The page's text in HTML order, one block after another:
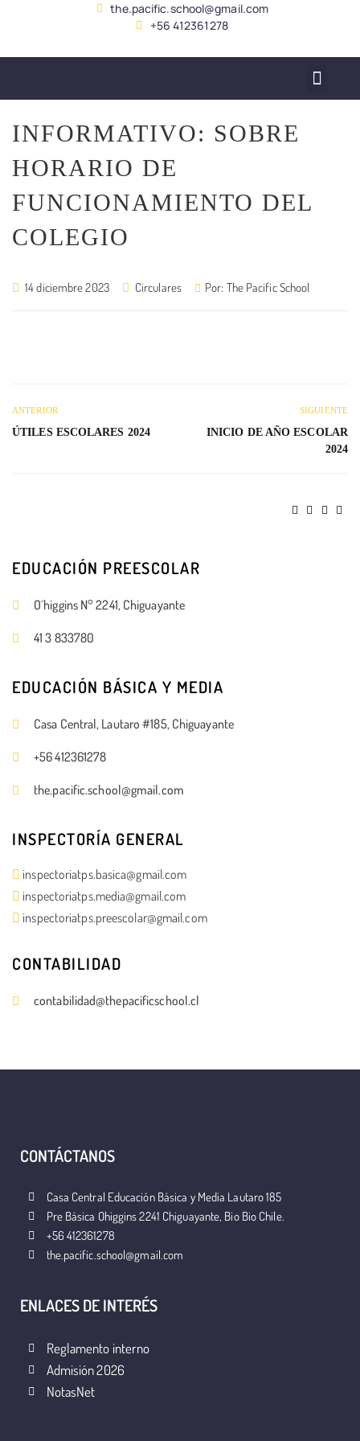
the.pacific.school@gmail.com
+56 412361278
INFORMATIVO: SOBRE
HORARIO DE
FUNCIONAMIENTO DEL
COLEGIO
14 diciembre 2023 Circulares Por: The Pacific School
ANTERIOR
ÚTILES ESCOLARES 2024
SIGUIENTE
INICIO DE AÑO ESCOLAR
2024
EDUCACIÓN PREESCOLAR
O´higgins N° 2241, Chiguayante
41 3 833780
EDUCACIÓN BÁSICA Y MEDIA
Casa Central, Lautaro #185, Chiguayante
+56 412361278
the.pacific.school@gmail.com
INSPECTORÍA GENERAL
inspectoriatps.basica@gmail.com
inspectoriatps.media@gmail.com
inspectoriatps.preescolar@gmail.com
CONTABILIDAD
contabilidad@thepacificschool.cl
CONTÁCTANOS
Casa Central Educación Básica y Media Lautaro 185
Pre Básica Ohiggins 2241 Chiguayante, Bio Bio Chile.
+56 412361278
the.pacific.school@gmail.com
ENLACES DE INTERÉS
Reglamento interno
Admisión 2026
NotasNet